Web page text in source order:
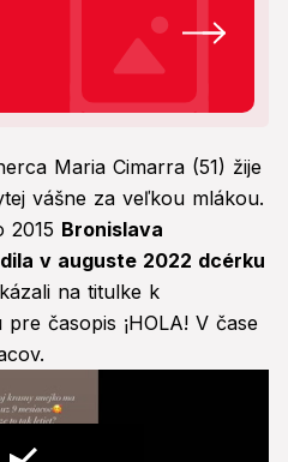
Maria Cimarra (51) žije
vášne za veľkou mlákou.
2015 Bronislava
v auguste 2022 dcérku
na titulke k
časopis ¡HOLA! V čase